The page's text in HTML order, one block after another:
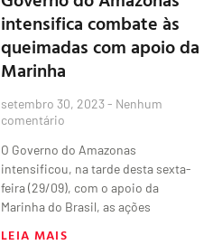
intensifica combate às
queimadas com apoio da
Marinha
setembro 30, 2023 Nenhum
comentário
O Governo do Amazonas
intensificou, na tarde desta sexta-
feira (29/09), com o apoio da
Marinha do Brasil, as ações
LEIA MAIS